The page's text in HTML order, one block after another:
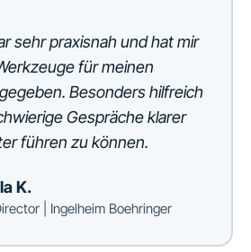
sehr praxisnah und hat mir
für meinen
Besonders hilfreich
Gespräche klarer
führen zu können.
K.
| Ingelheim Boehringer